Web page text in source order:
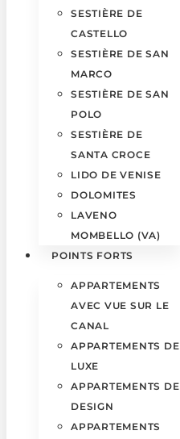
SESTIÈRE DE
CASTELLO
SESTIÈRE DE SAN
MARCO
SESTIÈRE DE SAN
POLO
SESTIÈRE DE
SANTA CROCE
LIDO DE VENISE
DOLOMITES
LAVENO
MOMBELLO (VA)
POINTS FORTS
APPARTEMENTS
AVEC VUE SUR LE
CANAL
APPARTEMENTS DE
LUXE
APPARTEMENTS DE
DESIGN
APPARTEMENTS